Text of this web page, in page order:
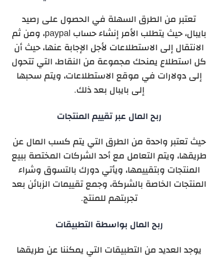
تعتبر من الطرق السهلة في الحصول على رصيد
بايبال، حيث يتطلب الأمر إنشاء حساب paypal، ومن ثم
الانتقال إلى الاستطلاعات لأجل الإجابة عنها، حيث أن
كل استطلاع يمنحك مجموعة من النقاط، التي تتحول
إلى دولارات في موقع الاستطلاعات، ويتم سحبها
إلى بايبال بعد ذلك.
ربح المال عبر تقييم المنتجات
حيث تعتبر واحدة من الطرق التي يتم كسب المال عن
طريقها، ويتم التعامل مع أحد الشركات المختصة ببيع
المنتجات وبتقييمها، ويأتي دورك بالتسوق وشراء
المنتجات الخاصة بالشركة، وجمع تقييمات الزبائن بعد
تجربتهم للمنتج.
ربح المال بواسطة التطبيقات
يوجد العديد من التطبيقات التي يمكننا عن طريقها